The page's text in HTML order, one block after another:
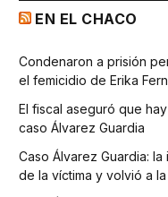
EN EL CHACO
Condenaron a prisión
el femicidio de Erika
El fiscal aseguró que
caso Álvarez Guardia
Caso Álvarez Guardia:
de la víctima y volvió a la